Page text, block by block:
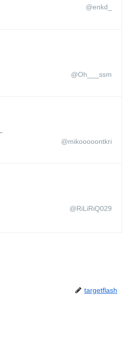
@enkd_
@Oh___ssm
@mikooooontkri
@RiLiRiQ029
targetflash